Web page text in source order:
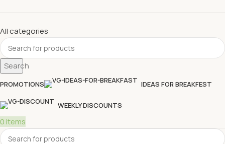
All categories
Search
PROMOTIONS IDEAS FOR BREAKFEST
WEEKLY DISCOUNTS
0 items